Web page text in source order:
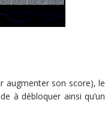
augmenter son score), le
à débloquer ainsi qu’un